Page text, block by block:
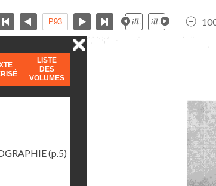
LISTE
DES
VOLUMES
(p.5)